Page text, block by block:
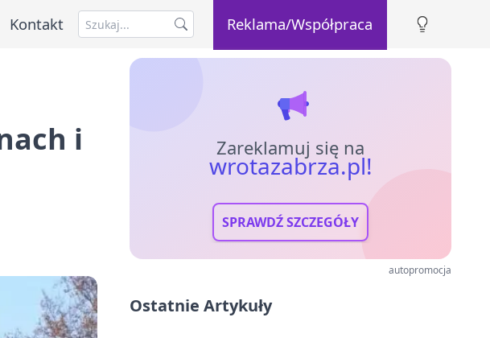
Kontakt Reklama/Współpraca
i
Zareklamuj się na
wrotazabrza.pl!
SPRAWDŹ SZCZEGÓŁY
autopromocja
Ostatnie Artykuły